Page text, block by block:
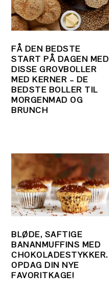
FÅ DEN BEDSTE
START PÅ DAGEN MED
DISSE GROVBOLLER
MED KERNER – DE
BEDSTE BOLLER TIL
MORGENMAD OG
BRUNCH
BLØDE, SAFTIGE
BANANMUFFINS MED
CHOKOLADESTYKKER.
OPDAG DIN NYE
FAVORITKAGE!